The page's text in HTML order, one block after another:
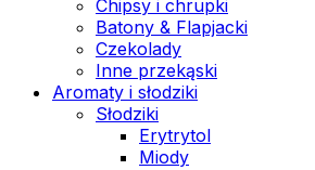
Chipsy i chrupki
Batony & Flapjacki
Czekolady
Inne przekąski
Aromaty i słodziki
Słodziki
Erytrytol
Miody